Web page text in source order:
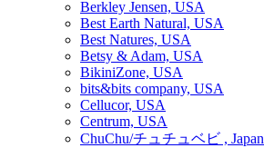
Berkley Jensen, USA
Best Earth Natural, USA
Best Natures, USA
Betsy & Adam, USA
BikiniZone, USA
bits&bits company, USA
Cellucor, USA
Centrum, USA
ChuChu/チュチュベビ , Japan